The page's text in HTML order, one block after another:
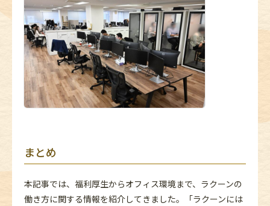
まとめ
本記事では、福利厚生からオフィス環境まで、ラクーンの
働き方に関する情報を紹介してきました。「ラクーンには